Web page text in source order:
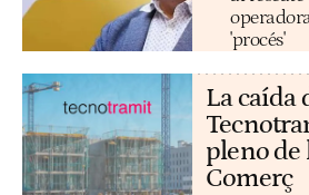
'procés'
La caída
pleno de
Comerç